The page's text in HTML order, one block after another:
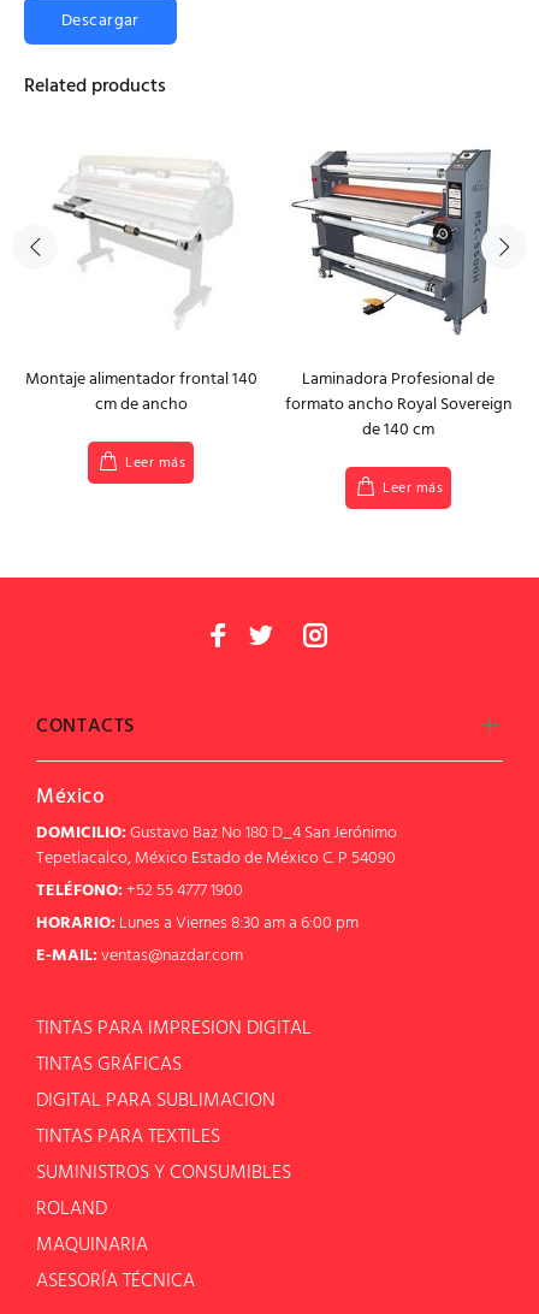
Descargar
Related products
Montaje alimentador frontal 140
cm de ancho
Leer más
Laminadora Profesional de
formato ancho Royal Sovereign
de 140 cm
Leer más
CONTACTS
México
DOMICILIO:Gustavo Baz No 180 D_4 San Jerónimo
Tepetlacalco, México Estado de México C. P 54090
TELÉFONO:+52 55 4777 1900
HORARIO: Lunes a Viernes 8:30 am a 6:00 pm
E-MAIL:ventas@nazdar.com
TINTAS PARA IMPRESION DIGITAL
TINTAS GRÁFICAS
DIGITAL PARA SUBLIMACION
TINTAS PARA TEXTILES
SUMINISTROS Y CONSUMIBLES
ROLAND
MAQUINARIA
ASESORÍA TÉCNICA